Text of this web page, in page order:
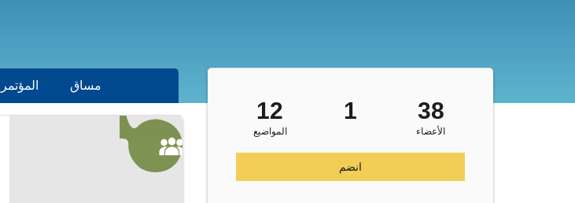
التبويبات
الأساسية
مساق
38
الأعضاء
1
12
المواضيع
انضم